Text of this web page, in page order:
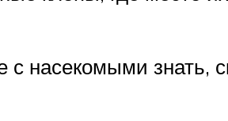
насекомыми знать,